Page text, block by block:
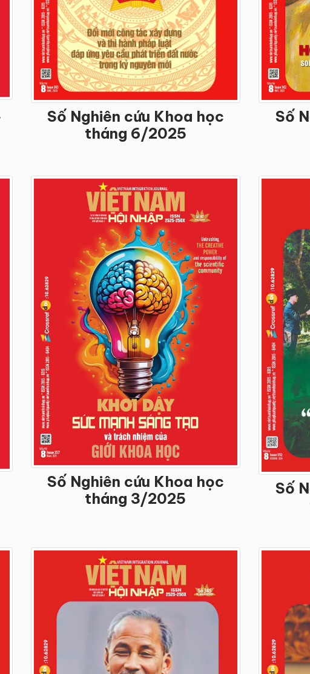
Số Nghiên cứu Khoa học
tháng 6/2025
Số
Số Nghiên cứu Khoa học
tháng 3/2025
Số